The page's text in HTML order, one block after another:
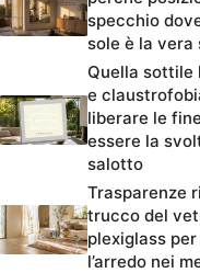
specchio
sole è la
Quella sottile
e
liberare le
essere la
salotto
Trasparenze
trucco del
plexiglass
l’arredo nei